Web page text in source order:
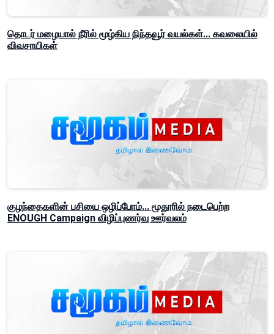
தொடர் மழையால் நீரில் மூழ்கிய நிந்தவூர் வயல்கள்... கவலையில்
விவசாயிகள்
குழந்தைகளின் பசியை ஒழிப்போம்... மூதூரில் நடைபெற்ற
ENOUGH Campaign விழிப்புணர்வு ஊர்வலம்